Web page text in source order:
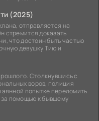
(2025)
отправляется на
стремится доказать
что достоин быть частью
девушку Тию и
Столкнувшись с
воров, полиция
попытке переломить
помощью к бывшему